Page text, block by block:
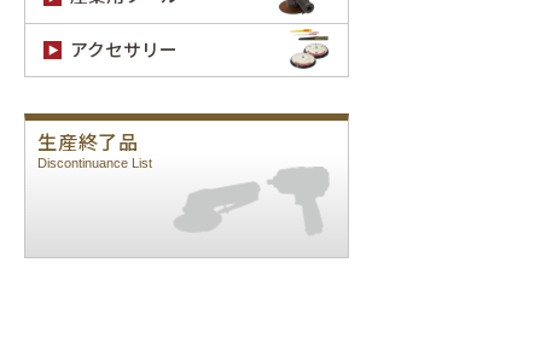
アクセサリー
生産終了品
Discontinuance List